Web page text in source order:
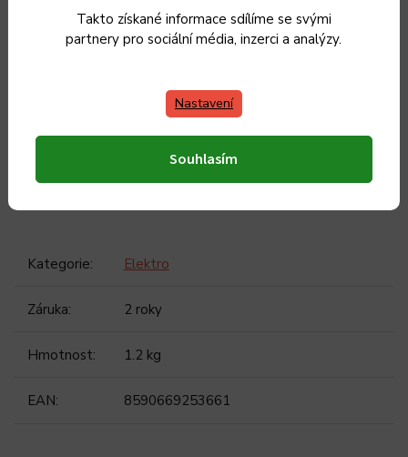
Takto získané informace sdílíme se svými
partnery pro sociální média, inzerci a analýzy.
Nastavení
Souhlasím
MANUÁL KE STAŽENÍ
Kategorie: Elektro
Záruka: 2 roky
Hmotnost: 1.2 kg
EAN: 8590669253661